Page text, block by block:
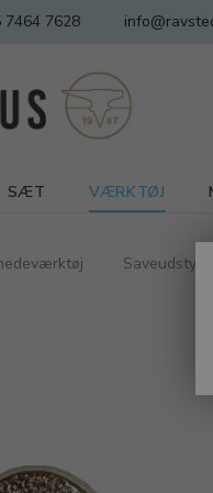
7464 7628
SÆT VÆRKTØJ
Saveudstyr